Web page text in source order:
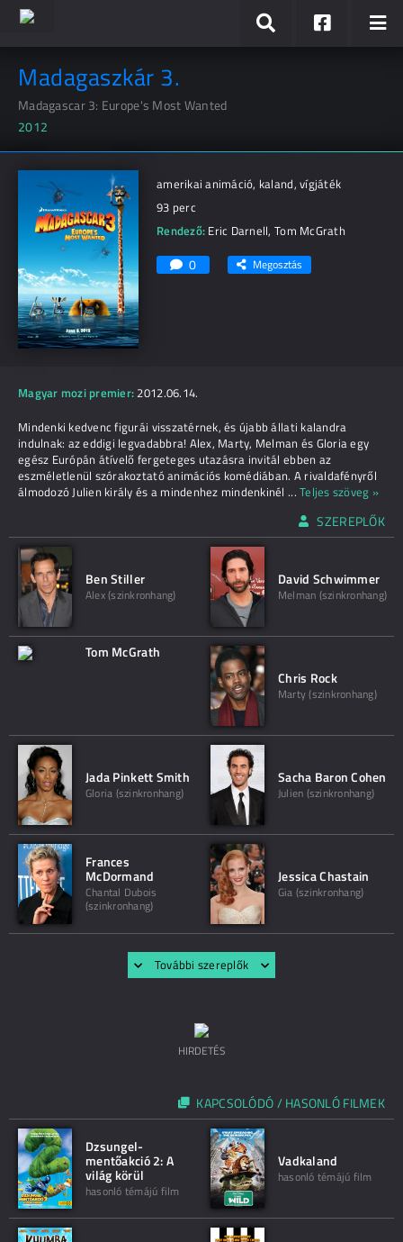
Madagaszkár 3.
Madagascar 3: Europe's Most Wanted
2012
amerikai animáció, kaland, vígjáték
93 perc
Rendező: Eric Darnell,Tom McGrath
0 Megosztás
Magyar mozi premier: 2012.06.14.
Mindenki kedvenc figurái visszatérnek, és újabb állati kalandra
indulnak: az eddigi legvadabbra! Alex, Marty, Melman és Gloria egy
egész Európán átívelő fergeteges utazásra invitál ebben az
eszméletlenül szórakoztató animációs komédiában. A rivaldafényről
álmodozó Julien király és a mindenhez mindenkinél ... Teljes szöveg »
SZEREPLŐK
Ben Stiller
Alex (szinkronhang)
David Schwimmer
Melman (szinkronhang)
Tom McGrath
Chris Rock
Marty (szinkronhang)
Jada Pinkett Smith
Gloria (szinkronhang)
Sacha Baron Cohen
Julien (szinkronhang)
Frances
McDormand
Chantal Dubois
(szinkronhang)
Jessica Chastain
Gia (szinkronhang)
További szereplők
HIRDETÉS
KAPCSOLÓDÓ / HASONLÓ FILMEK
Dzsungel-
mentőakció 2: A
világ körül
hasonló témájú film
Vadkaland
hasonló témájú film